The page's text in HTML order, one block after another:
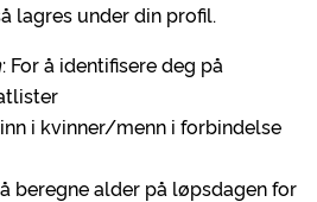
lagres under din profil.
: For å identifisere deg på
i kvinner/menn i forbindelse
å beregne alder på løpsdagen for